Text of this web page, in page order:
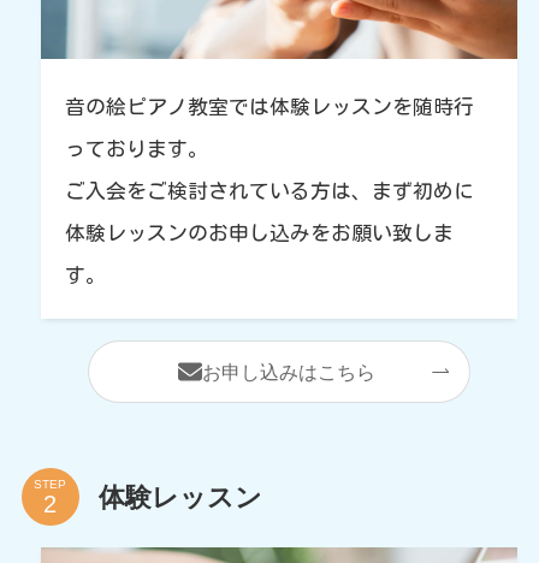
音の絵ピアノ教室では体験レッスンを随時行
っております。
ご入会をご検討されている方は、まず初めに
体験レッスンのお申し込みをお願い致しま
す。
お申し込みはこちら
STEP 体験レッスン